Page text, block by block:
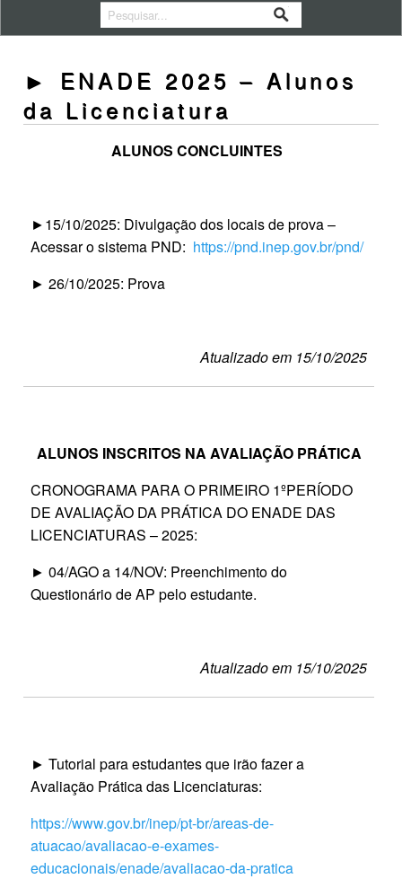
► ENADE 2025 – Alunos
da Licenciatura
ALUNOS CONCLUINTES
►15/10/2025: Divulgação dos locais de prova –
Acessar o sistema PND: https://pnd.inep.gov.br/pnd/
► 26/10/2025: Prova
Atualizado em 15/10/2025
ALUNOS INSCRITOS NA AVALIAÇÃO PRÁTICA
CRONOGRAMA PARA O PRIMEIRO 1ºPERÍODO
DE AVALIAÇÃO DA PRÁTICA DO ENADE DAS
LICENCIATURAS – 2025:
► 04/AGO a 14/NOV: Preenchimento do
Questionário de AP pelo estudante.
Atualizado em 15/10/2025
► Tutorial para estudantes que irão fazer a
Avaliação Prática das Licenciaturas:
https://www.gov.br/inep/pt-br/areas-de-
atuacao/avaliacao-e-exames-
educacionais/enade/avaliacao-da-pratica